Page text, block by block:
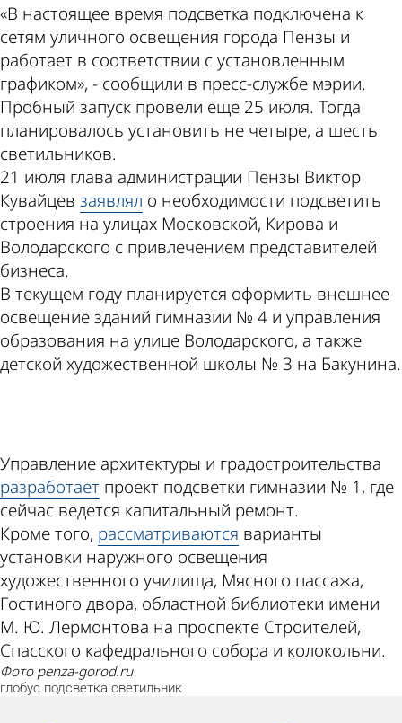
«В настоящее время подсветка подключена к
сетям уличного освещения города Пензы и
работает в соответствии с установленным
графиком», - сообщили в пресс-службе мэрии.
Пробный запуск провели еще 25 июля. Тогда
планировалось установить не четыре, а шесть
светильников.
21 июля глава администрации Пензы Виктор
Кувайцев заявлял о необходимости подсветить
строения на улицах Московской, Кирова и
Володарского с привлечением представителей
бизнеса.
В текущем году планируется оформить внешнее
освещение зданий гимназии № 4 и управления
образования на улице Володарского, а также
детской художественной школы № 3 на Бакунина.
Управление архитектуры и градостроительства
разработает проект подсветки гимназии № 1, где
сейчас ведется капитальный ремонт.
Кроме того, рассматриваются варианты
установки наружного освещения
художественного училища, Мясного пассажа,
Гостиного двора, областной библиотеки имени
М. Ю. Лермонтова на проспекте Строителей,
Спасского кафедрального собора и колокольни.
Фото penza-gorod.ru
глобус подсветка светильник